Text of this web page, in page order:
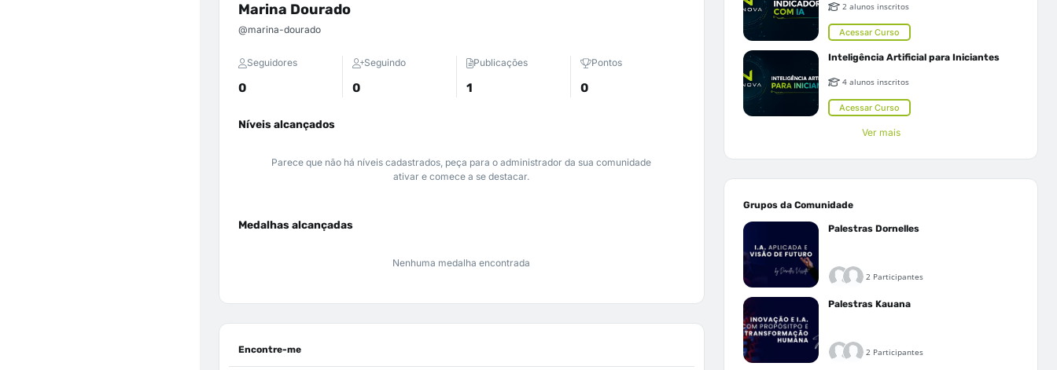
Marina Dourado
@marina-dourado
Seguidores
0
Seguindo
0
Publicações
1
Pontos
0
Níveis alcançados
Parece que não há níveis cadastrados, peça para o administrador da sua comunidade
ativar e comece a se destacar.
Medalhas alcançadas
Nenhuma medalha encontrada
Encontre-me
2 alunos inscritos
Acessar Curso
Inteligência Artificial para Iniciantes
4 alunos inscritos
Acessar Curso
Ver mais
Grupos da Comunidade
Palestras Dornelles
2 Participantes
Palestras Kauana
2 Participantes